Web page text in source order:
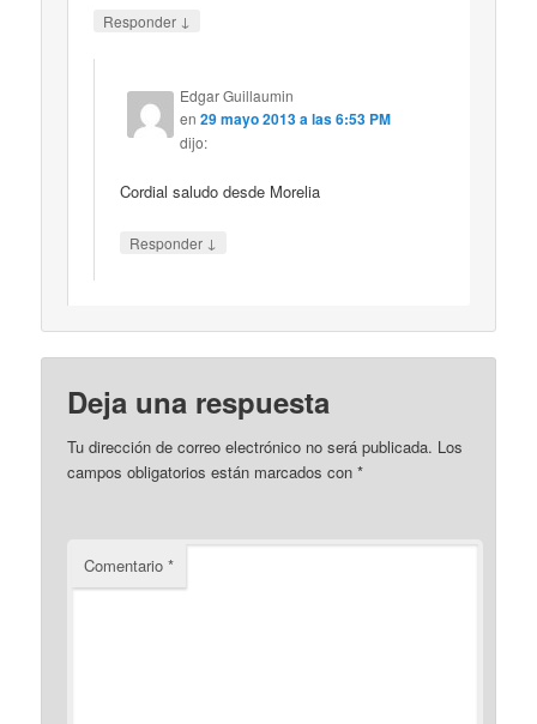
Responder ↓
Edgar Guillaumin
en29 mayo 2013 a las 6:53 PM
dijo:
Cordial saludo desde Morelia
Responder ↓
Deja una respuesta
Tu dirección de correo electrónico no será publicada. Los
campos obligatorios están marcados con*
Comentario*